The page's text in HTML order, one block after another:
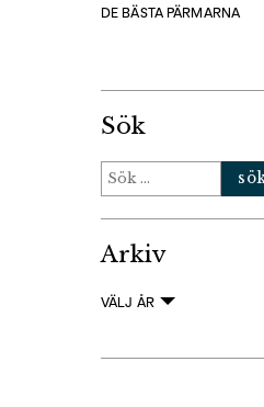
DE BÄSTA PÄRMARNA
Sök
Sök
efter:
Arkiv
VÄLJ ÅR